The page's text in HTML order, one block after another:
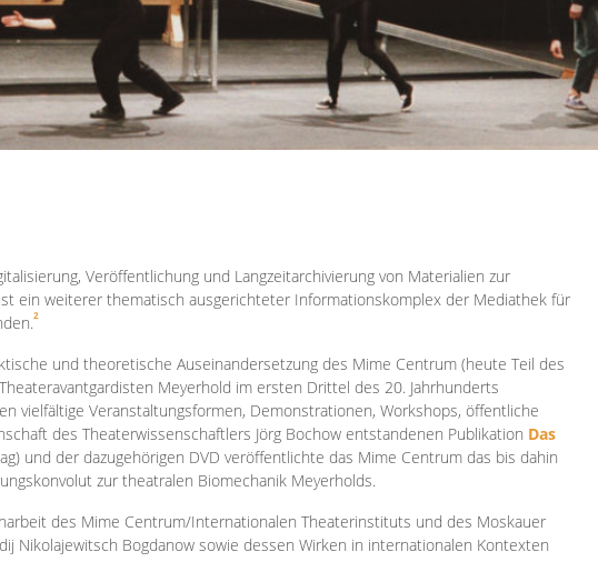
Veröffentlichung und Langzeitarchivierung von Materialien zur
ist ein weiterer thematisch ausgerichteter Informationskomplex der Mediathek für
2
und theoretische Auseinandersetzung des Mime Centrum (heute Teil des
Meyerhold im ersten Drittel des 20. Jahrhunderts
vielfältige Veranstaltungsformen, Demonstrationen, Workshops, öffentliche
des Theaterwissenschaftlers Jörg Bochow entstandenen Publikation Das
und der dazugehörigen DVD veröffentlichte das Mime Centrum das bis dahin
zur theatralen Biomechanik Meyerholds.
eit des Mime Centrum/Internationalen Theaterinstituts und des Moskauer
Nikolajewitsch Bogdanow sowie dessen Wirken in internationalen Kontexten